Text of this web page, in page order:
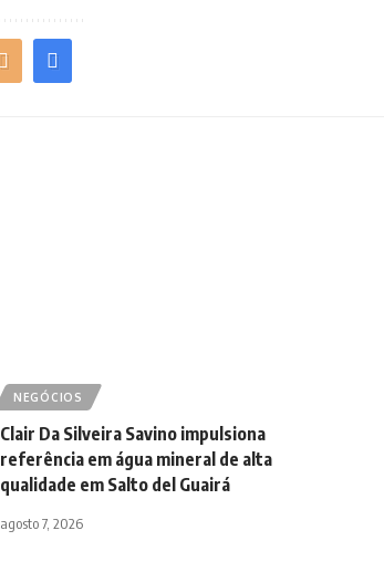
NEGÓCIOS
Clair Da Silveira Savino impulsiona
referência em água mineral de alta
qualidade em Salto del Guairá
agosto 7, 2026